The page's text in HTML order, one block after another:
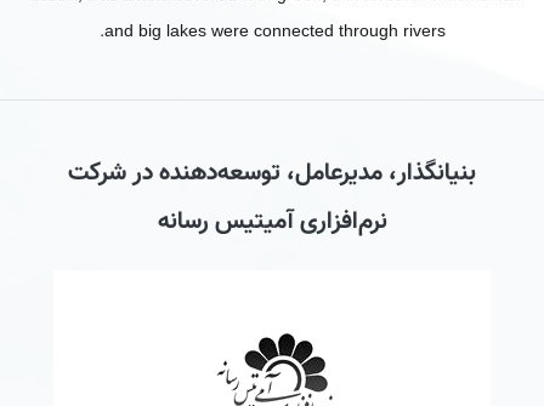
and big lakes were connected through rivers.
بنیانگذار، مدیرعامل، توسعه‌دهنده در شرکت
نرم‌افزاری آمیتیس رسانه